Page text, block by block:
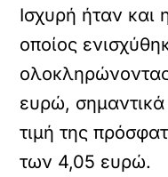
Ισχυρή ήταν και
οποίος
ευρώ,
τιμή της
των 4,05 ευρώ.